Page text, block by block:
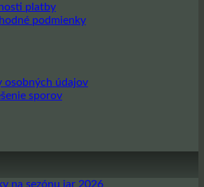
platby
podmienky
osobných údajov
sporov
na sezónu jar 2026Žiadne